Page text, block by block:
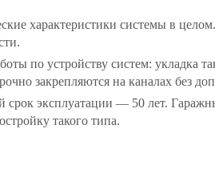
характеристики системы в
по устройству систем:
закрепляются на каналах без
эксплуатации — 50 лет.
такого типа.